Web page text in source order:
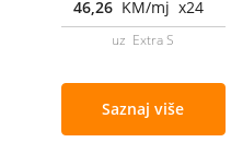
46,26 KM/mj x24
uz Extra S
Saznaj više